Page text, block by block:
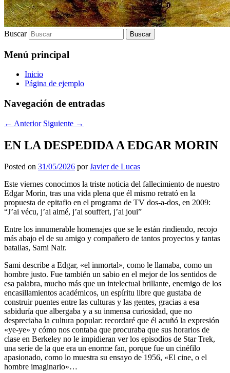
Buscar
Menú principal
Inicio
Página de ejemplo
Navegación de entradas
← Anterior Siguiente →
EN LA DESPEDIDA A EDGAR MORIN
Posted on 31/05/2026 porJavier de Lucas
Este viernes conocimos la triste noticia del fallecimiento de nuestro
Edgar Morin, tras una vida plena que él mismo retrató en la
propuesta de epitafio en el programa de TV dos-a-dos, en 2009:
“J’ai vécu, j’ai aimé, j’ai souffert, j’ai joui”
Entre los innumerable homenajes que se le están rindiendo, recojo
más abajo el de su amigo y compañero de tantos proyectos y tantas
batallas, Sami Nair.
Sami describe a Edgar, «el inmortal», como le llamaba, como un
hombre justo. Fue también un sabio en el mejor de los sentidos de
esa palabra, mucho más que un intelectual brillante, enemigo de los
encasillamientos académicos, un espíritu libre que gustaba de
construir puentes entre las culturas y las gentes, gracias a esa
sabiduría que albergaba y a su inmensa curiosidad, que no
despreciaba la cultura popular: recordaré que él acuñó la expresión
«ye-ye» y cómo nos contaba que procuraba que sus horarios de
clase en Berkeley no le impidieran ver los episodios de Star Trek,
una serie de la que era un enorme fan, porque fue un cinéfilo
apasionado, como lo muestra su ensayo de 1956, «El cine, o el
hombre imaginario»…